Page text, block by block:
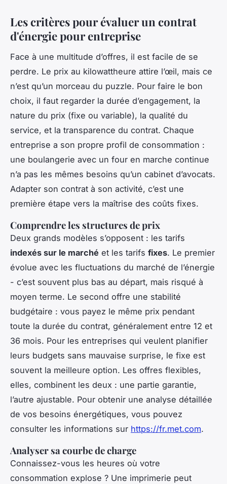
Les critères pour évaluer un contrat
d'énergie pour entreprise
Face à une multitude d’offres, il est facile de se
perdre. Le prix au kilowattheure attire l’œil, mais ce
n’est qu’un morceau du puzzle. Pour faire le bon
choix, il faut regarder la durée d’engagement, la
nature du prix (fixe ou variable), la qualité du
service, et la transparence du contrat. Chaque
entreprise a son propre profil de consommation :
une boulangerie avec un four en marche continue
n’a pas les mêmes besoins qu’un cabinet d’avocats.
Adapter son contrat à son activité, c’est une
première étape vers la maîtrise des coûts fixes.
Comprendre les structures de prix
Deux grands modèles s’opposent : les tarifs
indexés sur le marché et les tarifs fixes. Le premier
évolue avec les fluctuations du marché de l’énergie
- c’est souvent plus bas au départ, mais risqué à
moyen terme. Le second offre une stabilité
budgétaire : vous payez le même prix pendant
toute la durée du contrat, généralement entre 12 et
36 mois. Pour les entreprises qui veulent planifier
leurs budgets sans mauvaise surprise, le fixe est
souvent la meilleure option. Les offres flexibles,
elles, combinent les deux : une partie garantie,
l’autre ajustable. Pour obtenir une analyse détaillée
de vos besoins énergétiques, vous pouvez
consulter les informations sur https://fr.met.com.
Analyser sa courbe de charge
Connaissez-vous les heures où votre
consommation explose ? Une imprimerie peut